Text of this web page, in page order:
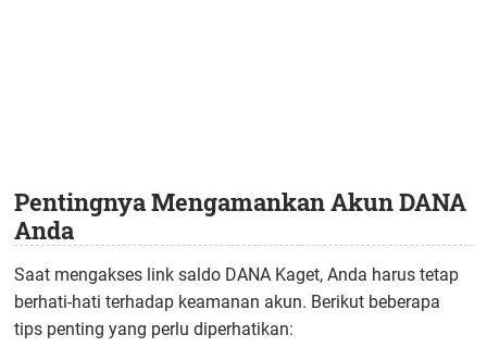
Pentingnya Mengamankan Akun DANA
Anda
Saat mengakses link saldo DANA Kaget, Anda harus tetap
berhati-hati terhadap keamanan akun. Berikut beberapa
tips penting yang perlu diperhatikan: